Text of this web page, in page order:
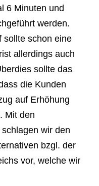
6 Minuten und
werden.
sollte schon eine
allerdings auch
sollte das
die Kunden
auf Erhöhung
Mit den
wir den
bzgl. der
vor, welche wir